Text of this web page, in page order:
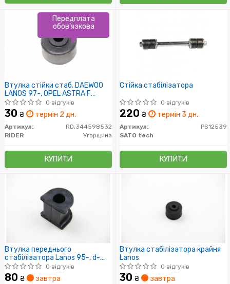
Втулка стійки стаб. DAEWOO
LANOS 97-, OPEL ASTRA F
(RIDER)
0 відгуків
30 ₴ термін 2 дн.
Артикул:
RD.3445985325
RIDER
Угорщина
КУПИТИ
Передплата
обов'язкова
Стійка стабілізатора
0 відгуків
220 ₴ термін 3 дн.
Артикул:
PS12539
SATO tech
КУПИТИ
Втулка переднього
стабілізатора Lanos 95-, d-
24х39 (посилена)
0 відгуків
80 ₴ завтра
Втулка стабілізатора крайня
Lanos
0 відгуків
30 ₴ завтра